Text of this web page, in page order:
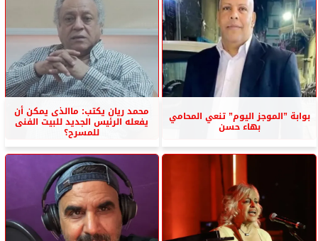
بوابة ”الموجز اليوم” تنعي المحامي
بهاء حسن
محمد ريان يكتب: ماالذى يمكن أن
يفعله الرئيس الجديد للبيت الفنى
للمسرح؟